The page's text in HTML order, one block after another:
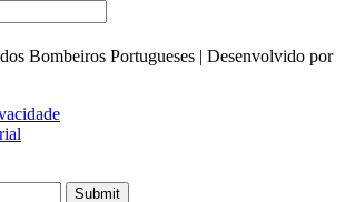
Bombeiros Portugueses | Desenvolvido por
Submit